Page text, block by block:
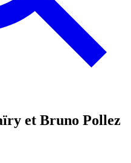
et Bruno Pollez